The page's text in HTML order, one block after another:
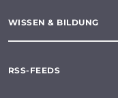
WISSEN & BILDUNG
RSS-FEEDS